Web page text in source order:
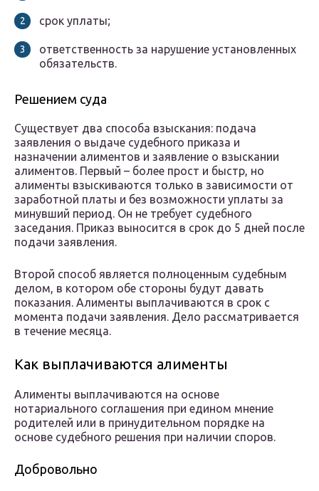
срок уплаты;
ответственность за нарушение установленных
обязательств.
Решением суда
Существует два способа взыскания: подача
заявления о выдаче судебного приказа и
назначении алиментов и заявление о взыскании
алиментов. Первый – более прост и быстр, но
алименты взыскиваются только в зависимости от
заработной платы и без возможности уплаты за
минувший период. Он не требует судебного
заседания. Приказ выносится в срок до 5 дней после
подачи заявления.
Второй способ является полноценным судебным
делом, в котором обе стороны будут давать
показания. Алименты выплачиваются в срок с
момента подачи заявления. Дело рассматривается
в течение месяца.
Как выплачиваются алименты
Алименты выплачиваются на основе
нотариального соглашения при едином мнение
родителей или в принудительном порядке на
основе судебного решения при наличии споров.
Добровольно